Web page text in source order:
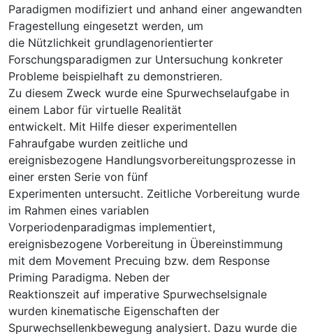
Paradigmen modifiziert und anhand einer angewandten
Fragestellung eingesetzt werden, um
die Nützlichkeit grundlagenorientierter
Forschungsparadigmen zur Untersuchung konkreter
Probleme beispielhaft zu demonstrieren.
Zu diesem Zweck wurde eine Spurwechselaufgabe in
einem Labor für virtuelle Realität
entwickelt. Mit Hilfe dieser experimentellen
Fahraufgabe wurden zeitliche und
ereignisbezogene Handlungsvorbereitungsprozesse in
einer ersten Serie von fünf
Experimenten untersucht. Zeitliche Vorbereitung wurde
im Rahmen eines variablen
Vorperiodenparadigmas implementiert,
ereignisbezogene Vorbereitung in Übereinstimmung
mit dem Movement Precuing bzw. dem Response
Priming Paradigma. Neben der
Reaktionszeit auf imperative Spurwechselsignale
wurden kinematische Eigenschaften der
Spurwechsellenkbewegung analysiert. Dazu wurde die